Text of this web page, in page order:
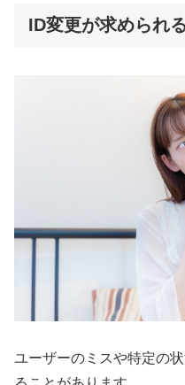
ID変更が求められ
ユーザーのミスや特定の